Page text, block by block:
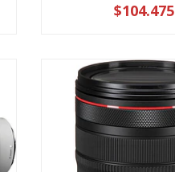
$104.475